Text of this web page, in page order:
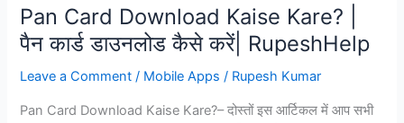
Pan Card Download Kaise Kare? |
पैन कार्ड डाउनलोड कैसे करें| RupeshHelp
Leave a Comment / Mobile Apps / Rupesh Kumar
Pan Card Download Kaise Kare?– दोस्तों इस आर्टिकल में आप सभी